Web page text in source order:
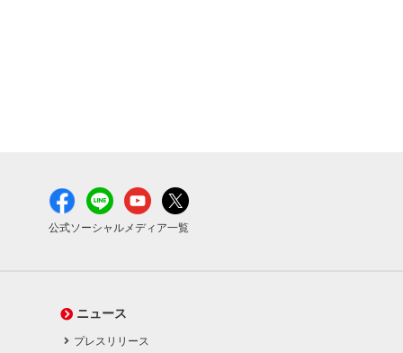
公式ソーシャルメディア一覧
ニュース
プレスリリース